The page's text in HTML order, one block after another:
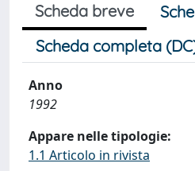
Scheda breve
Scheda completa
Anno
1992
Appare nelle tipologie:
1.1 Articolo in rivista